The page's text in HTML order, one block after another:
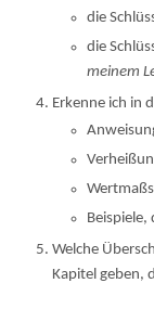
die
die
meinem
Erkenne ich in
Beispiele,
Welche
Kapitel geben,